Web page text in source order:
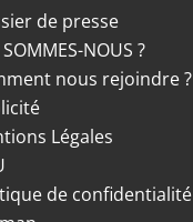
de presse
NOUS ?
nous rejoindre ?
Légales
de confidentialité